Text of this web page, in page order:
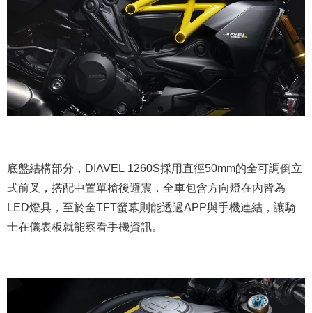
底盤結構部分，DIAVEL 1260S採用直徑50mm的全可調倒立
式前叉，搭配中置單槍後避震，全車包含方向燈在內皆為
LED燈具，至於全TFT螢幕則能透過APP與手機連結，讓騎
士在儀表板就能察看手機資訊。